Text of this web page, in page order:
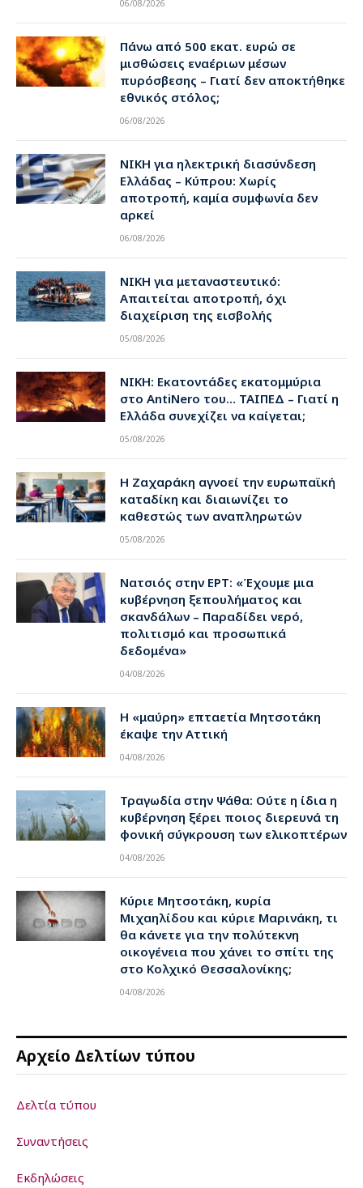
06/08/2026
Πάνω από 500 εκατ. ευρώ σε
μισθώσεις εναέριων μέσων
πυρόσβεσης – Γιατί δεν αποκτήθηκε
εθνικός στόλος;
06/08/2026
ΝΙΚΗ για ηλεκτρική διασύνδεση
Ελλάδας – Κύπρου: Χωρίς
αποτροπή, καμία συμφωνία δεν
αρκεί
06/08/2026
ΝΙΚΗ για μεταναστευτικό:
Απαιτείται αποτροπή, όχι
διαχείριση της εισβολής
05/08/2026
ΝΙΚΗ: Εκατοντάδες εκατομμύρια
στο AntiNero του… ΤΑΙΠΕΔ – Γιατί η
Ελλάδα συνεχίζει να καίγεται;
05/08/2026
Η Ζαχαράκη αγνοεί την ευρωπαϊκή
καταδίκη και διαιωνίζει το
καθεστώς των αναπληρωτών
05/08/2026
Νατσιός στην ΕΡΤ: «Έχουμε μια
κυβέρνηση ξεπουλήματος και
σκανδάλων – Παραδίδει νερό,
πολιτισμό και προσωπικά
δεδομένα»
04/08/2026
Η «μαύρη» επταετία Μητσοτάκη
έκαψε την Αττική
04/08/2026
Τραγωδία στην Ψάθα: Ούτε η ίδια η
κυβέρνηση ξέρει ποιος διερευνά τη
φονική σύγκρουση των ελικοπτέρων
04/08/2026
Κύριε Μητσοτάκη, κυρία
Μιχαηλίδου και κύριε Μαρινάκη, τι
θα κάνετε για την πολύτεκνη
οικογένεια που χάνει το σπίτι της
στο Κολχικό Θεσσαλονίκης;
04/08/2026
Αρχείο Δελτίων τύπου
Δελτία τύπου
Συναντήσεις
Εκδηλώσεις